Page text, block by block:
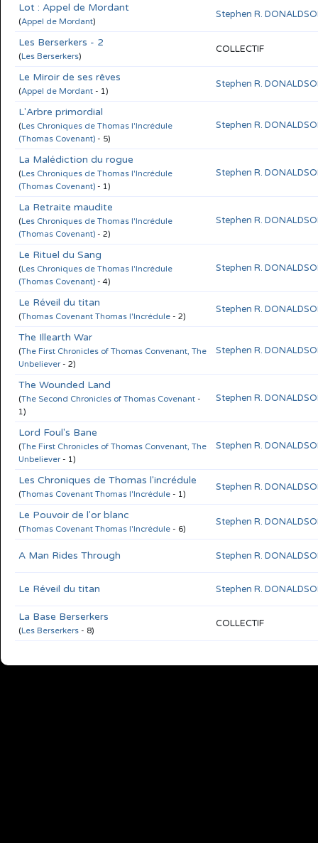
Lot : Appel de Mordant
(Appel de Mordant)
Stephen R.
Les Berserkers - 2
(Les Berserkers)
COLLECTIF
Le Miroir de ses rêves
(Appel de Mordant - 1)
Stephen R.
L'Arbre primordial
(Les Chroniques de Thomas l'Incrédule
(Thomas Covenant) - 5)
Stephen R.
La Malédiction du rogue
(Les Chroniques de Thomas l'Incrédule
(Thomas Covenant) - 1)
Stephen R.
La Retraite maudite
(Les Chroniques de Thomas l'Incrédule
(Thomas Covenant) - 2)
Stephen R.
Le Rituel du Sang
(Les Chroniques de Thomas l'Incrédule
(Thomas Covenant) - 4)
Stephen R.
Le Réveil du titan
(Thomas Covenant Thomas l'Incrédule - 2)
Stephen R.
The Illearth War
(The First Chronicles of Thomas Convenant, The
Unbeliever- 2)
Stephen R.
The Wounded Land
(The Second Chronicles of Thomas Covenant -
1)
Stephen R.
Lord Foul's Bane
(The First Chronicles of Thomas Convenant, The
Unbeliever- 1)
Stephen R.
Les Chroniques de Thomas l'incrédule
(Thomas Covenant Thomas l'Incrédule - 1)
Stephen R.
Le Pouvoir de l'or blanc
(Thomas Covenant Thomas l'Incrédule - 6)
Stephen R.
A Man Rides Through Stephen R.
Le Réveil du titan Stephen R.
La Base Berserkers
(Les Berserkers - 8)
COLLECTIF